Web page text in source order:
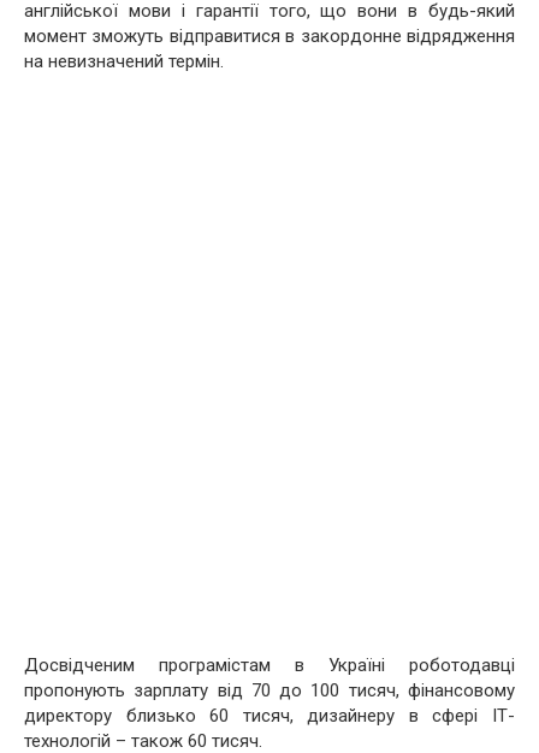
англійської мови і гарантії того, що вони в будь-який
момент зможуть відправитися в закордонне відрядження
на невизначений термін.
Досвідченим програмістам в Україні роботодавці
пропонують зарплату від 70 до 100 тисяч, фінансовому
директору близько 60 тисяч, дизайнеру в сфері ІТ-
технологій – також 60 тисяч.